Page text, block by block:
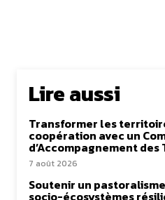
Lire aussi
Transformer les
coopération avec un
d’Accompagnement
7 août 2026
Soutenir un
socio-écosystèmes